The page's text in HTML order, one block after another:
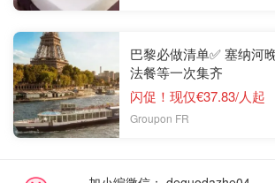
巴黎必做清单✅ 塞纳河
法餐等一次集齐
闪促！现仅€37.83/人起
Groupon FR